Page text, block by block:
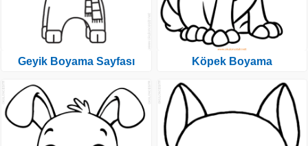
Geyik Boyama Sayfası Köpek Boyama